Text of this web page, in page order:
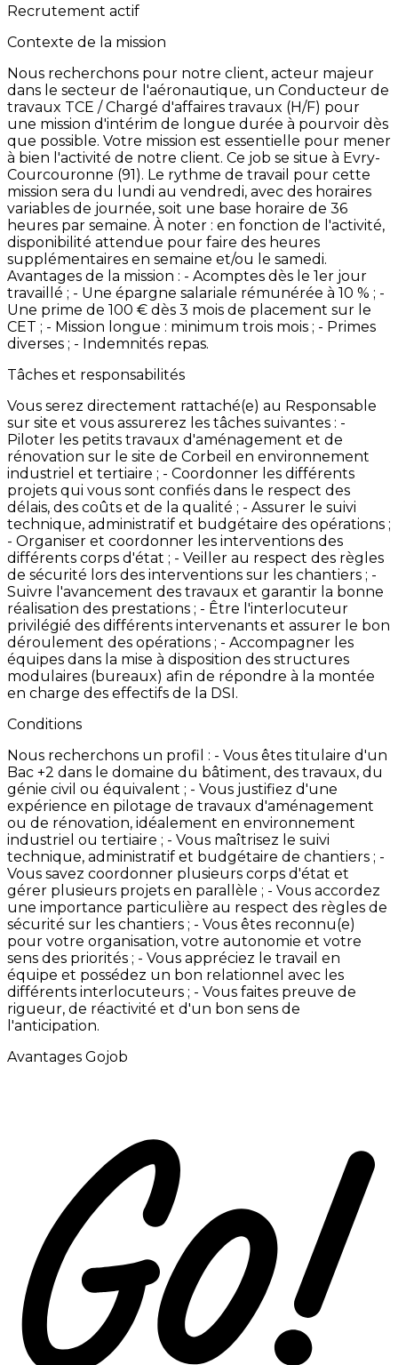
Recrutement actif
Contexte de la mission
Nous recherchons pour notre client, acteur majeur
dans le secteur de l'aéronautique, un Conducteur de
travaux TCE /Chargé d'affaires travaux (H/F) pour
une mission d'intérim de longue durée à pourvoir dès
que possible. Votre mission est essentielle pour mener
à bien l'activité de notre client. Ce job se situe à Evry-
Courcouronne (91). Le rythme de travail pour cette
mission sera du lundi au vendredi, avec des horaires
variables de journée, soit une base horaire de 36
heures par semaine. À noter : en fonction de l'activité,
disponibilité attendue pour faire des heures
supplémentaires en semaine et/ou le samedi.
Avantages de la mission : - Acomptes dès le 1er jour
travaillé ; - Une épargne salariale rémunérée à 10 % ; -
Une prime de 100 € dès 3 mois de placement sur le
CET ; - Mission longue : minimum trois mois ; - Primes
diverses ; - Indemnités repas.
Tâches et responsabilités
Vous serez directement rattaché(e) au Responsable
sur site et vous assurerez les tâches suivantes : -
Piloter les petits travaux d'aménagement et de
rénovation sur le site de Corbeil en environnement
industriel et tertiaire ; - Coordonner les différents
projets qui vous sont confiés dans le respect des
délais, des coûts et de la qualité ; - Assurer le suivi
technique, administratif et budgétaire des opérations ;
- Organiser et coordonner les interventions des
différents corps d'état ; - Veiller au respect des règles
de sécurité lors des interventions sur les chantiers ; -
Suivre l'avancement des travaux et garantir la bonne
réalisation des prestations ; - Être l'interlocuteur
privilégié des différents intervenants et assurer le bon
déroulement des opérations ; - Accompagner les
équipes dans la mise à disposition des structures
modulaires (bureaux) afin de répondre à la montée
en charge des effectifs de la DSI.
Conditions
Nous recherchons un profil : - Vous êtes titulaire d'un
Bac +2 dans le domaine du bâtiment, des travaux, du
génie civil ou équivalent ; - Vous justifiez d'une
expérience en pilotage de travaux d'aménagement
ou de rénovation, idéalement en environnement
industriel ou tertiaire ; - Vous maîtrisez le suivi
technique, administratif et budgétaire de chantiers ; -
Vous savez coordonner plusieurs corps d'état et
gérer plusieurs projets en parallèle ; - Vous accordez
une importance particulière au respect des règles de
sécurité sur les chantiers ; - Vous êtes reconnu(e)
pour votre organisation, votre autonomie et votre
sens des priorités ; - Vous appréciez le travail en
équipe et possédez un bon relationnel avec les
différents interlocuteurs ; - Vous faites preuve de
rigueur, de réactivité et d'un bon sens de
l'anticipation.
Avantages Gojob